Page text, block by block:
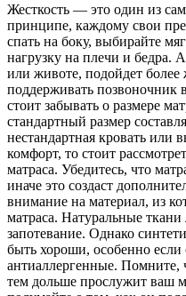
Жесткость — это один из
принципе, каждому свои
спать на боку, выбирайте
нагрузку на плечи и бедра.
или животе, подойдет более
поддерживать
стоит забывать о размере
стандартный размер
нестандартная кровать или
комфорт, то стоит
матраса. Убедитесь, что
иначе это создаст
внимание на материал, из
матраса. Натуральные
запотевание. Однако
быть хороши, особенно
антиаллергенные. Помните,
тем дольше прослужит ваш